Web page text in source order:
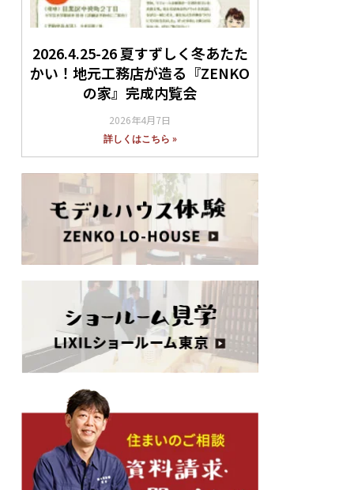
2026.4.25-26 夏すずしく冬あたた
かい！地元工務店が造る『ZENKO
の家』完成内覧会
2026年4月7日
詳しくはこちら »